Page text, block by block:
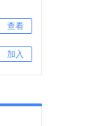
查看
加入